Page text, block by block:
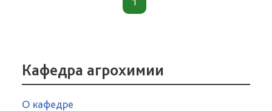
Кафедра агрохимии
О кафедре